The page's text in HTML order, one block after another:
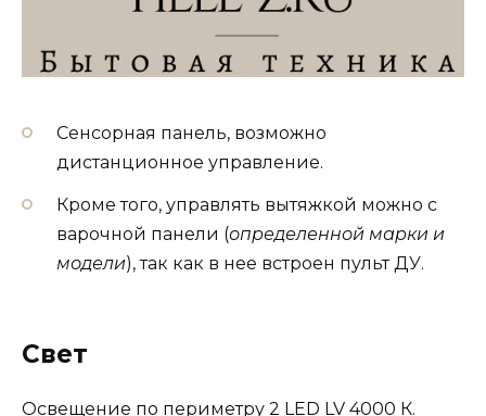
Сенсорная панель, возможно
дистанционное управление.
Кроме того, управлять вытяжкой можно с
варочной панели (определенной марки и
модели), так как в нее встроен пульт ДУ.
Свет
Освещение по периметру 2 LED LV 4000 К.